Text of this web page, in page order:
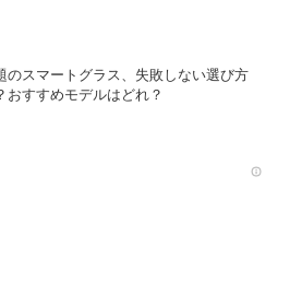
のスマートグラス、失敗しない選び方
おすすめモデルはどれ？